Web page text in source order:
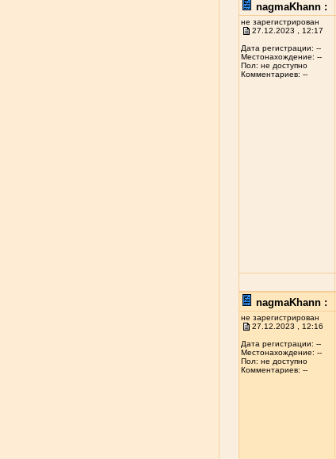
nagmaKhann :
не зарегистрирован
27.12.2023 , 12:17
Дата регистрации: --
Местонахождение: --
Пол: не доступно
Комментариев: --
nagmaKhann :
не зарегистрирован
27.12.2023 , 12:16
Дата регистрации: --
Местонахождение: --
Пол: не доступно
Комментариев: --